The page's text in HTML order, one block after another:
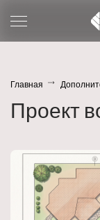
Главная
Проект